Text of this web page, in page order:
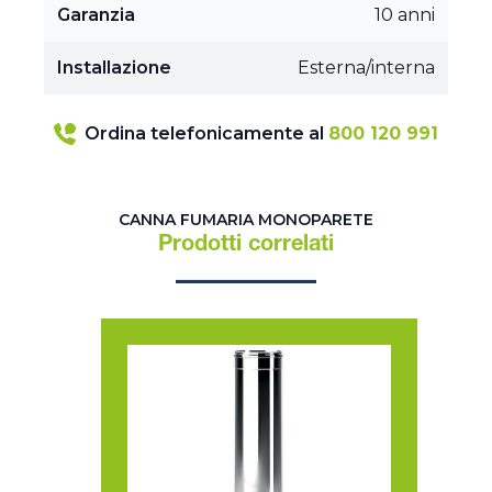
Garanzia 10 anni
Installazione Esterna/interna
Ordina telefonicamente al 800 120 991
CANNA FUMARIA MONOPARETE
Prodotti correlati